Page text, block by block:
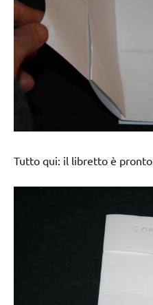
Tutto qui: il libretto è pronto.